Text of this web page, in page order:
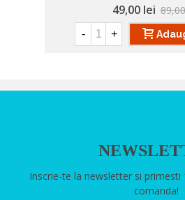
49,00 lei
- +
Inscrie-te la newsletter si primesti
comanda!